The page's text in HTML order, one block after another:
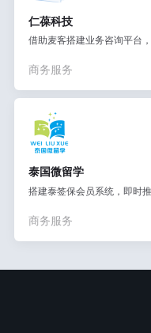
仁葆科技
借助麦客搭建业务咨询平台
商务服务
泰国微留学
搭建泰签保会员系统，即时
商务服务